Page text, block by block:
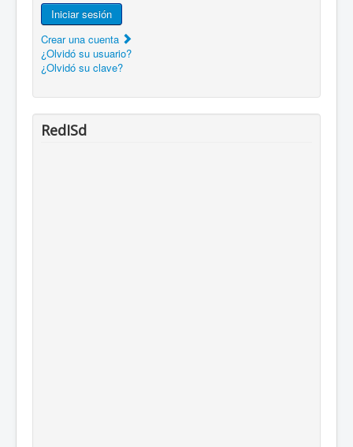
Iniciar sesión
Crear una cuenta
¿Olvidó su usuario?
¿Olvidó su clave?
RedISd